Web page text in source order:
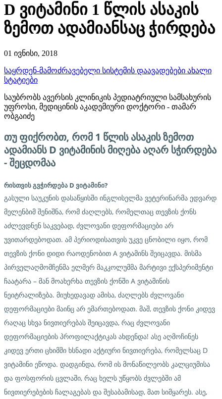
D ვიტამინი 1 წლის ასაკის
ზემოთ ადამიანსაც ჭირდება
01 ივნისი, 2018
საყრდენ-მამოძრავებელი სისტემის დაავადებები ახალი
სტატიები
საუბრობს ავერსის კლინიკის პედიატრიული სამსახურის
უფროსი, მედიცინის აკადემიური დოქტორი - თამარ
ობგაიძე
თუ ფიქრობთ, რომ 1 წლის ასაკის ზემოთ
ადამიანს D ვიტამინის მიღება აღარ სჭირდება
- შეცდომაა
რისთვისგვჭირდება D ვიტამინი?
გასული საუკუნის დასაწყისში ინგლისელმა ვეტერინარმა ედვარდ
მელენბიმ შენიშნა, რომ ძაღლებს, რომელთაც თევზის ქონს
აძლევდნენ საკვებად, ძვლოვანი დეფორმაციები არ
უვითარდებოდათ. ამ პერიოდისათვის უკვე ცნობილი იყო, რომ
თევზის ქონი დიდი რაოდენობით A ვიტამინს შეიცავდა. მისმა
პირველაღმომჩენმა ელმერ მაკკოლუმმა მარტივი ექსპერიმენტი
ჩაატარა – მან მოახერხა თევზის ქონში A ვიტამინის
ნეიტრალიზება. მიუხედავად ამისა, ძაღლებს ძვლოვანი
დეფორმაციები მაინც არ ემართებოდათ. მაშ, თევზის ქონი კიდევ
რაღაც სხვა ნივთიერებას შეიცავდა, რაც ძვლოვანი
დეფორმაციების პროფილაქტიკას ახდენდა! ასე აღმოჩინეს
კიდევ ერთი ცხიმში ხსნადი აქტიური ნივთიერება, რომელსაც D
ვიტამინი ეწოდა. დადგინდა, რომ ის მონაწილეობს კალციუმისა
და ფოსფორის ცვლაში, რაც ხელს უწყობს ძვლებში ამ
ნივთიერებების ჩალაგებას და შესაბამისად, მათ სიმყარეს. ასე,